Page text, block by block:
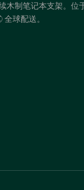
木制笔记本支架。位
球配送。